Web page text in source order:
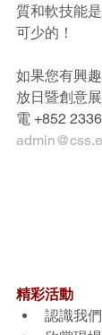
質和軟技能
可少的！
如果您有興
放日暨創意
電 +852
精彩活動
認識我